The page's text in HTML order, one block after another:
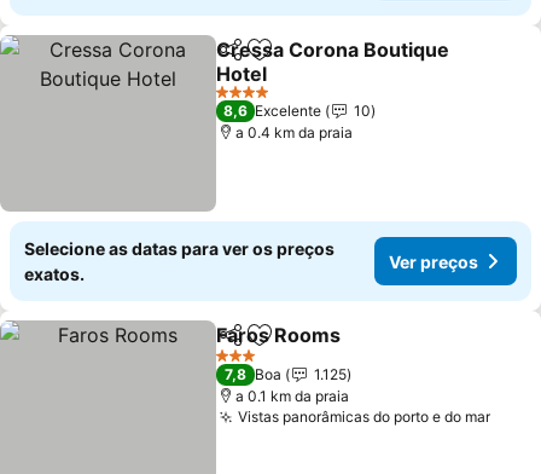
PartilharAdicionar aos favoritos
Cressa Corona Boutique
Hotel
Ver preços
4 Estrelas
8,6 Excelente
10
a 0.4 km da praia
Selecione as datas para ver os preços
exatos.
Ver preços
PartilharAdicionar aos favoritos
Faros Rooms
3 Estrelas
7,8 Boa
1.125
a 0.1 km da praia
Vistas panorâmicas do porto e do marVer